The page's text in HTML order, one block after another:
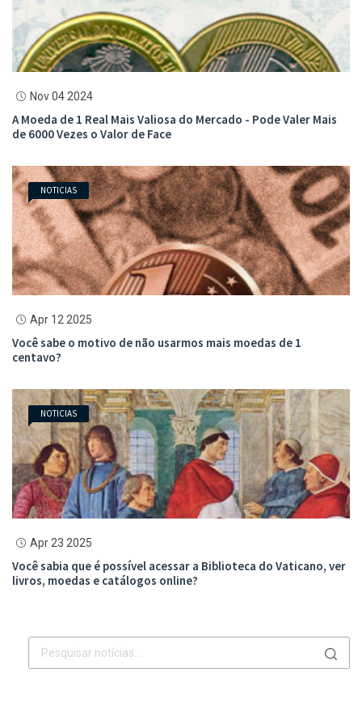
Nov 04 2024
A Moeda de 1 Real Mais Valiosa do Mercado - Pode Valer Mais
de 6000 Vezes o Valor de Face
NOTICIAS
Apr 12 2025
Você sabe o motivo de não usarmos mais moedas de 1
centavo?
NOTICIAS
Apr 23 2025
Você sabia que é possível acessar a Biblioteca do Vaticano, ver
livros, moedas e catálogos online?